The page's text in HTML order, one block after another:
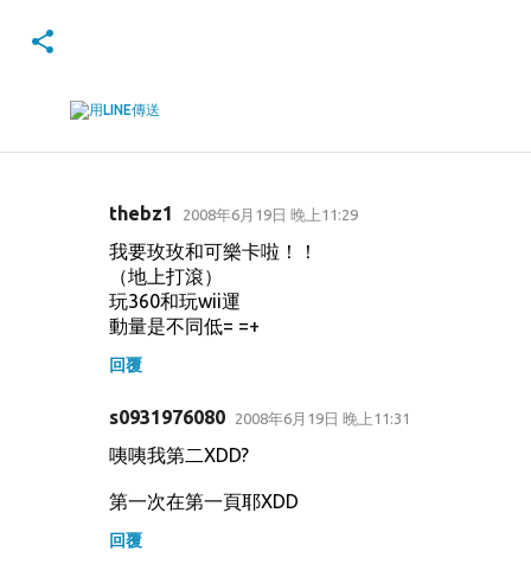
thebz1 2008年6月19日 晚上11:29
我要玫玫和可樂卡啦！！
（地上打滾）
玩360和玩wii運
動量是不同低= =+
回覆
s0931976080 2008年6月19日 晚上11:31
咦咦我第二XDD?
第一次在第一頁耶XDD
回覆